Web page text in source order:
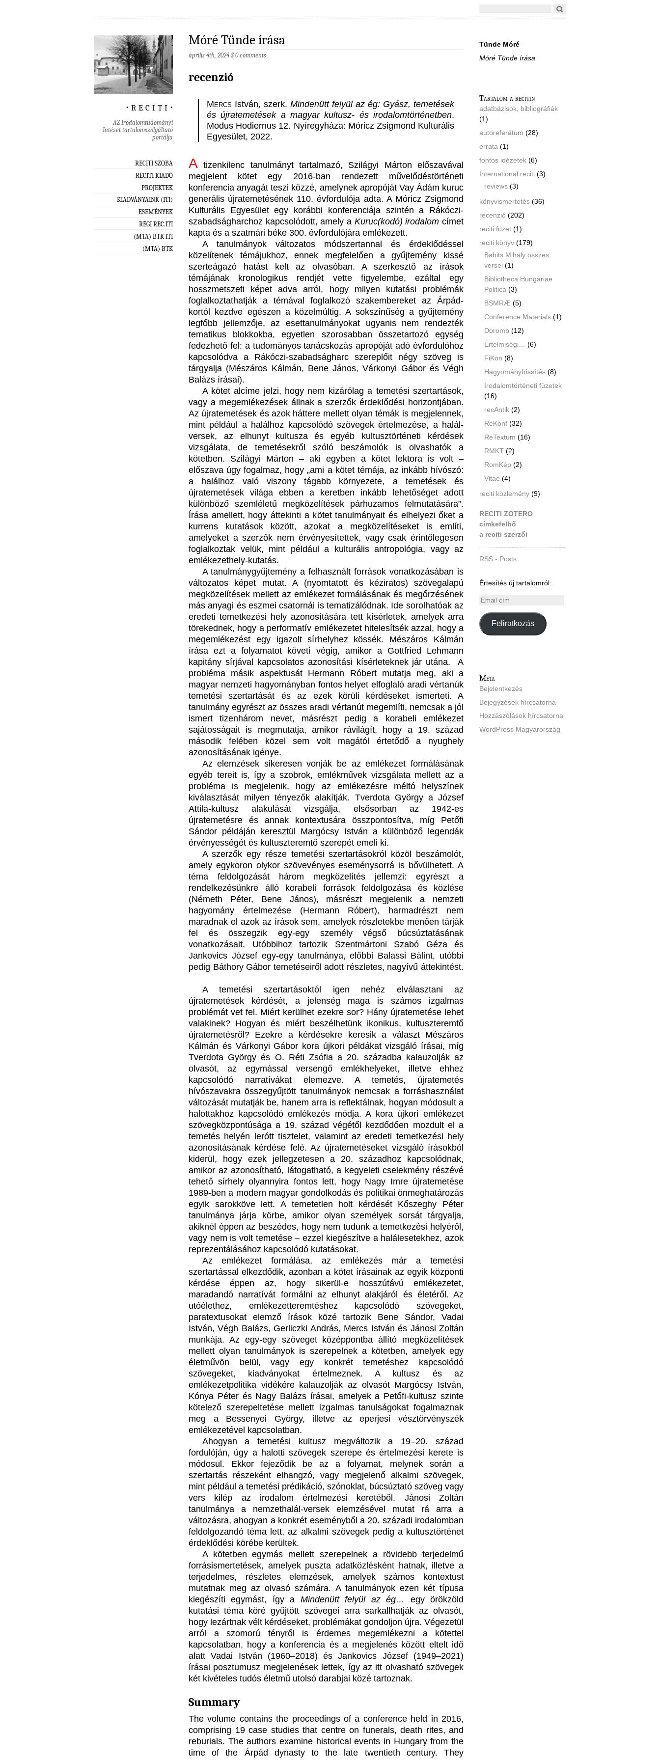
‧ r e c i t i ‧
AZ Irodalomtudományi
Intézet tartalomszolgáltató
portálja
RECITI SZOBA
RECITI KIADÓ
PROJEKTEK
KIADVÁNYAINK (ITI)
ESEMÉNYEK
RÉGI REC.ITI
(MTA) BTK ITI
(MTA) BTK
Móré Tünde írása
április 4th, 2024 §0 comments
recenzió
Mercs István, szerk. Mindenütt felyül az ég: Gyász, temetések
és újratemetések a magyar kultusz- és irodalomtörténetben.
Modus Hodiernus 12. Nyíregyháza: Móricz Zsigmond Kulturális
Egyesület, 2022.
A tizenkilenc tanulmányt tartalmazó, Szilágyi Márton előszavával
megjelent kötet egy 2016-ban rendezett művelődéstörténeti
konferencia anyagát teszi közzé, amelynek apropóját Vay Ádám kuruc
generális újratemetésének 110. évfordulója adta. A Móricz Zsigmond
Kulturális Egyesület egy korábbi konferenciája szintén a Rákóczi-
szabadságharchoz kapcsolódott, amely a Kuruc(kodó) irodalom címet
kapta és a szatmári béke 300. évfordulójára emlékezett.
A tanulmányok változatos módszertannal és érdeklődéssel
közelítenek témájukhoz, ennek megfelelően a gyűjtemény kissé
szerteágazó hatást kelt az olvasóban. A szerkesztő az írások
témájának kronologikus rendjét vette figyelembe, ezáltal egy
hosszmetszeti képet adva arról, hogy milyen kutatási problémák
foglalkoztathatják a témával foglalkozó szakembereket az Árpád-
kortól kezdve egészen a közelmúltig. A sokszínűség a gyűjtemény
legfőbb jellemzője, az esettanulmányokat ugyanis nem rendezték
tematikus blokkokba, egyetlen szorosabban összetartozó egység
fedezhető fel: a tudományos tanácskozás apropóját adó évfordulóhoz
kapcsolódva a Rákóczi-szabadságharc szereplőit négy szöveg is
tárgyalja (Mészáros Kálmán, Bene János, Várkonyi Gábor és Végh
Balázs írásai).
A kötet alcíme jelzi, hogy nem kizárólag a temetési szertartások,
vagy a megemlékezések állnak a szerzők érdeklődési horizontjában.
Az újratemetések és azok háttere mellett olyan témák is megjelennek,
mint például a halálhoz kapcsolódó szövegek értelmezése, a halál-
versek, az elhunyt kultusza és egyéb kultusztörténeti kérdések
vizsgálata, de temetésekről szóló beszámolók is olvashatók a
kötetben. Szilágyi Márton – aki egyben a kötet lektora is volt –
előszava úgy fogalmaz, hogy „ami a kötet témája, az inkább hívószó:
a halálhoz való viszony tágabb környezete, a temetések és
újratemetések világa ebben a keretben inkább lehetőséget adott
különböző szemléletű megközelítések párhuzamos felmutatására”.
Írása amellett, hogy áttekinti a kötet tanulmányait és elhelyezi őket a
kurrens kutatások között, azokat a megközelítéseket is említi,
amelyeket a szerzők nem érvényesítettek, vagy csak érintőlegesen
foglalkoztak velük, mint például a kulturális antropológia, vagy az
emlékezethely-kutatás.
A tanulmánygyűjtemény a felhasznált források vonatkozásában is
változatos képet mutat. A (nyomtatott és kéziratos) szövegalapú
megközelítések mellett az emlékezet formálásának és megőrzésének
más anyagi és eszmei csatornái is tematizálódnak. Ide sorolhatóak az
eredeti temetkezési hely azonosítására tett kísérletek, amelyek arra
törekednek, hogy a performatív emlékezetet hitelesítsék azzal, hogy a
megemlékezést egy igazolt sírhelyhez kössék. Mészáros Kálmán
írása ezt a folyamatot követi végig, amikor a Gottfried Lehmann
kapitány sírjával kapcsolatos azonosítási kísérleteknek jár utána. A
probléma másik aspektusát Hermann Róbert mutatja meg, aki a
magyar nemzeti hagyományban fontos helyet elfoglaló aradi vértanúk
temetési szertartását és az ezek körüli kérdéseket ismerteti. A
tanulmány egyrészt az összes aradi vértanút megemlíti, nemcsak a jól
ismert tizenhárom nevet, másrészt pedig a korabeli emlékezet
sajátosságait is megmutatja, amikor rávilágít, hogy a 19. század
második felében közel sem volt magától értetődő a nyughely
azonosításának igénye.
Az elemzések sikeresen vonják be az emlékezet formálásának
egyéb tereit is, így a szobrok, emlékművek vizsgálata mellett az a
probléma is megjelenik, hogy az emlékezésre méltó helyszínek
kiválasztását milyen tényezők alakítják. Tverdota György a József
Attila-kultusz alakulását vizsgálja, elsősorban az 1942-es
újratemetésre és annak kontextusára összpontosítva, míg Petőfi
Sándor példáján keresztül Margócsy István a különböző legendák
érvényességét és kultuszteremtő szerepét emeli ki.
A szerzők egy része temetési szertartásokról közöl beszámolót,
amely egykoron olykor szövevényes eseménysorrá is bővülhetett. A
téma feldolgozását három megközelítés jellemzi: egyrészt a
rendelkezésünkre álló korabeli források feldolgozása és közlése
(Németh Péter, Bene János), másrészt megjelenik a nemzeti
hagyomány értelmezése (Hermann Róbert), harmadrészt nem
maradnak el azok az írások sem, amelyek részletekbe menően tárják
fel és összegzik egy-egy személy végső búcsúztatásának
vonatkozásait. Utóbbihoz tartozik Szentmártoni Szabó Géza és
Jankovics József egy-egy tanulmánya, előbbi Balassi Bálint, utóbbi
pedig Báthory Gábor temetéseiről adott részletes, nagyívű áttekintést.
A temetési szertartásoktól igen nehéz elválasztani az
újratemetések kérdését, a jelenség maga is számos izgalmas
problémát vet fel. Miért kerülhet ezekre sor? Hány újratemetése lehet
valakinek? Hogyan és miért beszélhetünk ikonikus, kultuszteremtő
újratemetésről? Ezekre a kérdésekre keresik a választ Mészáros
Kálmán és Várkonyi Gábor kora újkori példákat vizsgáló írásai, míg
Tverdota György és O. Réti Zsófia a 20. századba kalauzolják az
olvasót, az egymással versengő emlékhelyeket, illetve ehhez
kapcsolódó narratívákat elemezve. A temetés, újratemetés
hívószavakra összegyűjtött tanulmányok nemcsak a forráshasználat
változását mutatják be, hanem arra is reflektálnak, hogyan módosult a
halottakhoz kapcsolódó emlékezés módja. A kora újkori emlékezet
szövegközpontúsága a 19. század végétől kezdődően mozdult el a
temetés helyén lerótt tisztelet, valamint az eredeti temetkezési hely
azonosításának kérdése felé. Az újratemetéseket vizsgáló írásokból
kiderül, hogy ezek jellegzetesen a 20. századhoz kapcsolódnak,
amikor az azonosítható, látogatható, a kegyeleti cselekmény részévé
tehető sírhely olyannyira fontos lett, hogy Nagy Imre újratemetése
1989-ben a modern magyar gondolkodás és politikai önmeghatározás
egyik sarokköve lett. A temetetlen holt kérdését Kőszeghy Péter
tanulmánya járja körbe, amikor olyan személyek sorsát tárgyalja,
akiknél éppen az beszédes, hogy nem tudunk a temetkezési helyéről,
vagy nem is volt temetése – ezzel kiegészítve a halálesetekhez, azok
reprezentálásához kapcsolódó kutatásokat.
Az emlékezet formálása, az emlékezés már a temetési
szertartással elkezdődik, azonban a kötet írásainak az egyik központi
kérdése éppen az, hogy sikerül-e hosszútávú emlékezetet,
maradandó narratívát formálni az elhunyt alakjáról és életéről. Az
utóélethez, emlékezetteremtéshez kapcsolódó szövegeket,
paratextusokat elemző írások közé tartozik Bene Sándor, Vadai
István, Végh Balázs, Gerliczki András, Mercs István és Jánosi Zoltán
munkája. Az egy-egy szöveget középpontba állító megközelítések
mellett olyan tanulmányok is szerepelnek a kötetben, amelyek egy
életművön belül, vagy egy konkrét temetéshez kapcsolódó
szövegeket, kiadványokat értelmeznek. A kultusz és az
emlékezetpolitika vidékére kalauzolják az olvasót Margócsy István,
Kónya Péter és Nagy Balázs írásai, amelyek a Petőfi-kultusz szinte
kötelező szerepeltetése mellett izgalmas tanulságokat fogalmaznak
meg a Bessenyei György, illetve az eperjesi vésztörvényszék
emlékezetével kapcsolatban.
Ahogyan a temetési kultusz megváltozik a 19‒20. század
fordulóján, úgy a halotti szövegek szerepe és értelmezési kerete is
módosul. Ekkor fejeződik be az a folyamat, melynek során a
szertartás részeként elhangzó, vagy megjelenő alkalmi szövegek,
mint például a temetési prédikáció, szónoklat, búcsúztató szöveg vagy
vers kilép az irodalom értelmezési keretéből. Jánosi Zoltán
tanulmánya a nemzethalál-versek elemzésével mutat rá arra a
változásra, ahogyan a konkrét eseményből a 20. századi irodalomban
feldolgozandó téma lett, az alkalmi szövegek pedig a kultusztörténet
érdeklődési körébe kerültek.
A kötetben egymás mellett szerepelnek a rövidebb terjedelmű
forrásismertetések, amelyek puszta adatközlésként hatnak, illetve a
terjedelmes, részletes elemzések, amelyek számos kontextust
mutatnak meg az olvasó számára. A tanulmányok ezen két típusa
kiegészíti egymást, így a Mindenütt felyül az ég…
egy örökzöld
kutatási téma köré gyűjtött szövegei arra sarkallhatják az olvasót,
hogy lezártnak vélt kérdéseket, problémákat gondoljon újra. Végezetül
arról a szomorú tényről is érdemes megemlékezni a kötettel
kapcsolatban, hogy a konferencia és a megjelenés között eltelt idő
alatt Vadai István (1960‒2018) és Jankovics József (1949‒2021)
írásai posztumusz megjelenések lettek, így az itt olvasható szövegek
két kivételes tudós életmű utolsó darabjai közé tartoznak.
Summary
The volume contains the proceedings of a conference held in 2016,
comprising 19 case studies that centre on funerals, death rites, and
reburials. The authors examine historical events in Hungary from the
time of the Árpád dynasty to the late twentieth century. They
Tünde Móré
Móré Tünde írása
Tartalom a recitin
adatbázisok, bibliográfiák
(1)
autoreferátum (28)
errata (1)
fontos idézetek (6)
International reciti (3)
reviews (3)
könyvismertetés (36)
recenzió (202)
reciti füzet (1)
reciti könyv (179)
Babits Mihály összes
versei (1)
Bibliotheca Hungariae
Politica (3)
BSMRÆ (5)
Conference Materials (1)
Doromb (12)
Értelmiségi…
(6)
FiKon (8)
Hagyományfrissítés (8)
Irodalomtörténeti füzetek
(16)
recAntik (2)
ReKonf (32)
ReTextum (16)
RMKT (2)
RomKép (2)
Vitae (4)
reciti közlemény (9)
RECITI ZOTERO
címkefelhő
a reciti szerzői
RSS - Posts
Értesítés új tartalomról:
Email
Feliratkozás
Meta
Bejelentkezés
Bejegyzések hírcsatorna
Hozzászólások hírcsatorna
WordPress Magyarország